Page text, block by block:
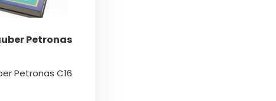
Petronas
Petronas C16